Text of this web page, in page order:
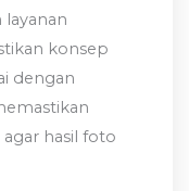
layanan
konsep
dengan
hasil foto